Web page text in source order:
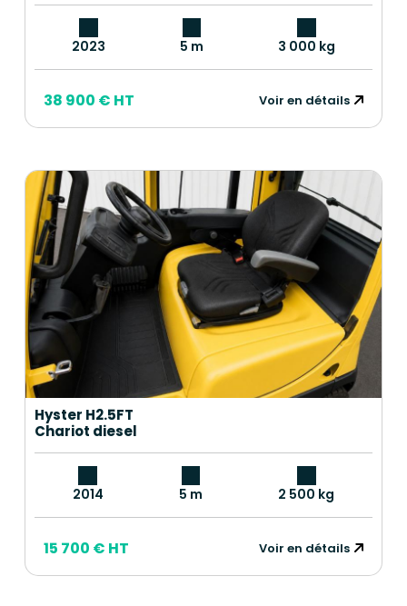
2023 5 m 3 000 kg
38 900 € HT Voir en détails
Hyster H2.5FT
Chariot diesel
2014 5 m 2 500 kg
15 700 € HT Voir en détails